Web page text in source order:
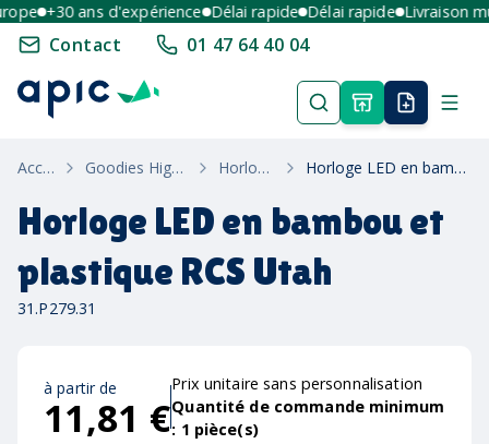
+30 ans d'expérience Délai rapide Délai rapide Livraison
Contact 01 47 64 40 04
Accueil Goodies High-Tech Horlogerie Horloge LED en bambou et plastique RCS Utah
Horloge LED en bambou et
plastique RCS Utah
31.P279.31
à partir de
11,81 €
Prix unitaire sans personnalisation
Quantité de commande minimum
: 1 pièce(s)